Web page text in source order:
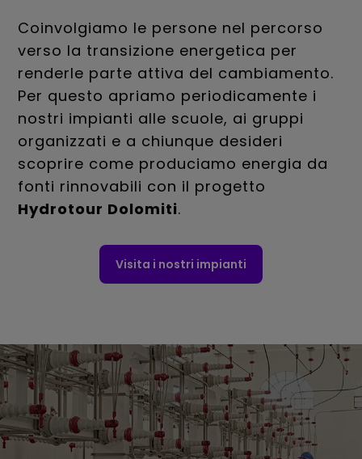
Coinvolgiamo le persone nel percorso
verso la transizione energetica per
renderle parte attiva del cambiamento.
Per questo apriamo periodicamente i
nostri impianti alle scuole, ai gruppi
organizzati e a chiunque desideri
scoprire come produciamo energia da
fonti rinnovabili con il progetto
Hydrotour Dolomiti.
Visita i nostri impianti